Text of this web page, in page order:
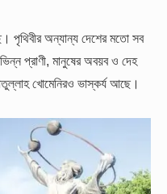
পৃথিবীর অন্যান্য দেশের মতো সব
প্রাণী, মানুষের অবয়ব ও দেহ
খোমেনিরও ভাস্কর্য আছে।